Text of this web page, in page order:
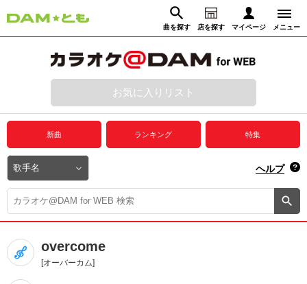
曲を探す 店を探す マイページ メニュー
動画からさがす 録音からさがす
ログイン
プレミアムサービス
DAM★とも動画
DAM★とも録音
カラオケ＠DAM
ユーザー検索
お気に入りリスト
新曲 ランキング 特集
ヘルプ
overcome
[オーバーカム]